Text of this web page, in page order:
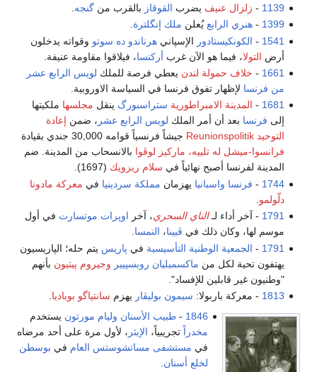
1139
- زلزال عنيف يضرب القوقاز بالقرب منگنجه
1399
-هنري الرابع يُعلن ملك إنگلترة
1541
- الكونكيستادور الإسپانيهرناندو ده سوتو وقواته يدخلون
أرض التولا، فيما هو الآن غرب أركنسا، فيلاقوا مقاومة عنيفة.
1661
- خلاف حمولة لندن يعطي فرصة للملك لويس الرابع عشر
من فرنسا لإظهار تفوق فرنسا في السياسة الاوروبية.
1681
- المدينة الامبراطورية ستراسبورگ ينقل مجلسها ملكيتها
إلى فرنسا بعد أن أمر الملك لويس الرابع عشر ، ضمن إعادة
التوحيد Reunionspolitik
جيشاً فرنسياً قوامه 30,000 جندي بقيادة
فرانسوا-ميشل له تلييه، ماركيز لوڤوا بالانسحاب من المدينة. ضم
المدينة لفرنسا أصبح نهائياً في سلام ريزويك (1697).
1744
- فرنسا واسبانيا يهزمان مملكة سردينيا في معركة مادونا
دلّولمو
1791 - آخر أداء لـالناي السحري، آخر اوپرات موتسارت في أول
موسم لها، وكان ذلك في ڤيينا، النمسا
1791
- الجمعية الوطنية التأسيسية في پاريس يتم حله؛ الپاريسيون
يهتفون تحية لكل من ماكسميليان روبسپيير وجيروم پيتيون بأنهم
"وطنيون غير قابلين للإفساد".
1813 - معركة باربولا: سيمون بوليڤار يهزم سانتياگو بوباديا
1846
- طبيب الأسنان وليام مورتون يستخدم
مخدراً تجريبياً، الإيثر ، لأول مرة على أحد مرضاه
في مستشفى مساتشوستس العام في بوسطن
لخلع أسنان